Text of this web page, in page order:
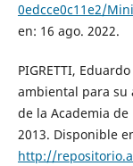
0edcce0c11e2/
en: 16 ago. 2022.
PIGRETTI,
ambiental para su
de la Academia
2013. Disponible
http://